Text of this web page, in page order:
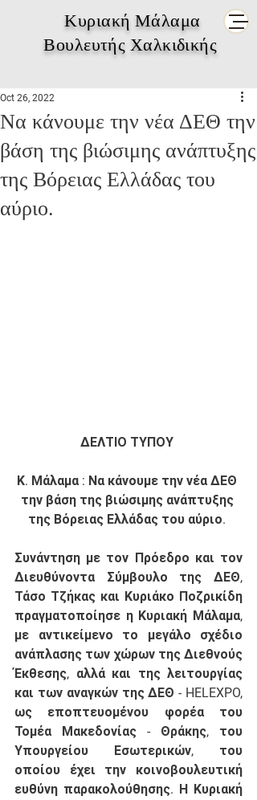
Κυριακή Μάλαμα
Βουλευτής Χαλκιδικής
Να κάνουμε την νέα ΔΕΘ την
βάση της βιώσιμης ανάπτυξης
της Βόρειας Ελλάδας του
αύριο.
Oct 26, 2022
ΔΕΛΤΙΟ ΤΥΠΟΥ
Κ. Μάλαμα : Να κάνουμε την νέα ΔΕΘ
την βάση της βιώσιμης ανάπτυξης
της Βόρειας Ελλάδας του αύριο.
Συνάντηση με τον Πρόεδρο και τον
Διευθύνοντα Σύμβουλο της ΔΕΘ,
Τάσο Τζήκας και Κυριάκο Ποζρικίδη
πραγματοποίησε η Κυριακή Μάλαμα,
με αντικείμενο το μεγάλο σχέδιο
ανάπλασης των χώρων της Διεθνούς
Έκθεσης, αλλά και της λειτουργίας
και των αναγκών της ΔΕΘ - HELEXPO,
ως εποπτευομένου φορέα του
Τομέα Μακεδονίας - Θράκης, του
Υπουργείου Εσωτερικών, του
οποίου έχει την κοινοβουλευτική
ευθύνη παρακολούθησης. Η Κυριακή